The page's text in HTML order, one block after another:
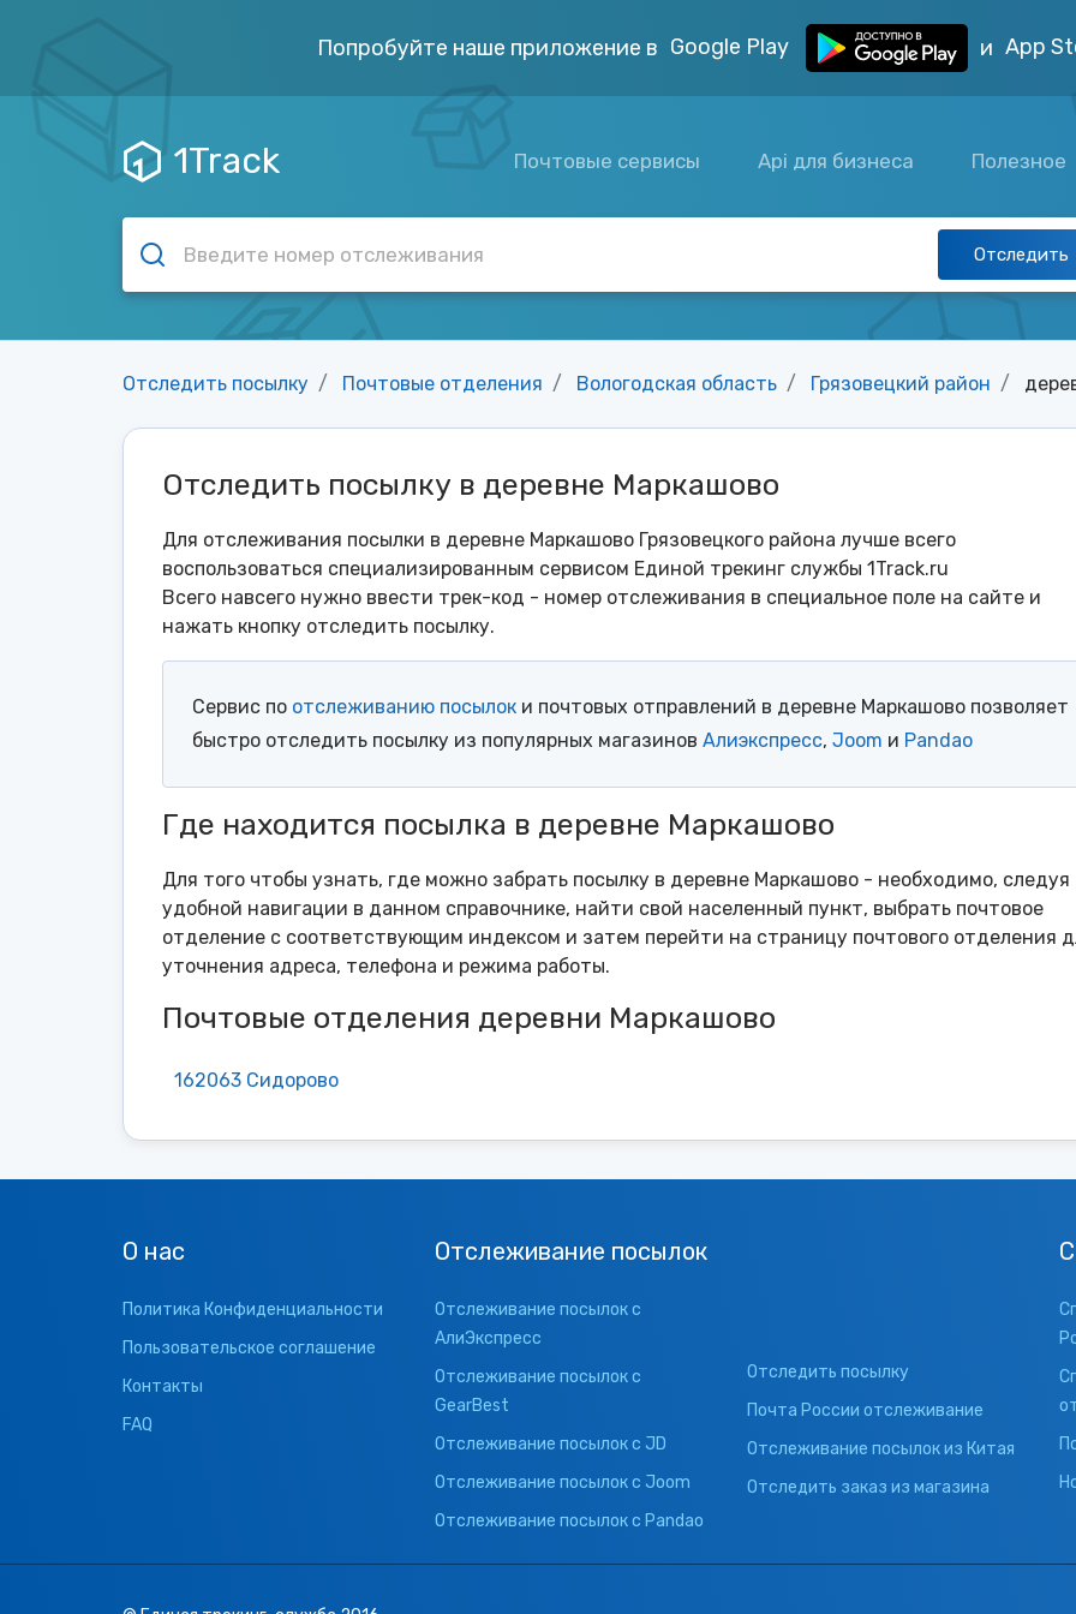
Попробуйте наше приложение в Google Play и App
1Track Почтовые сервисы Api для бизнеса Полезное
Отследить
Отследить посылку Почтовые отделения Вологодская область Грязовецкий район
Отследить посылку в деревне Маркашово
Для отслеживания посылки в деревне Маркашово Грязовецкого района лучше всего
воспользоваться специализированным сервисом Единой трекинг службы 1Track.ru
Всего навсего нужно ввести трек-код - номер отслеживания в специальное поле на сайте и
нажать кнопку отследить посылку.
Сервис по отслеживанию посылок и почтовых отправлений в деревне Маркашово позволяет
быстро отследить посылку из популярных магазинов Алиэкспресс, Joom и Pandao
Где находится посылка в деревне Маркашово
Для того чтобы узнать, где можно забрать посылку в деревне Маркашово - необходимо, следуя
удобной навигации в данном справочнике, найти свой населенный пункт, выбрать почтовое
отделение с соответствующим индексом и затем перейти на страницу почтового отделения
уточнения адреса, телефона и режима работы.
Почтовые отделения деревни Маркашово
162063 Сидорово
О нас
Политика Конфиденциальности
Пользовательское соглашение
Контакты
FAQ
Отслеживание посылок
Отслеживание посылок с
АлиЭкспресс
Отслеживание посылок с
GearBest
Отслеживание посылок с JD
Отслеживание посылок с Joom
Отслеживание посылок с Pandao
Отследить посылку
Почта России отслеживание
Отслеживание посылок из Китая
Отследить заказ из магазина